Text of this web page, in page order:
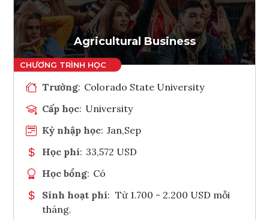
Tham vấn Interlink
Agricultural Business
Trường: Colorado State University
Cấp học: University
Kỳ nhập học: Jan,Sep
Học phí: 33,572 USD
Học bổng: Có
Sinh hoạt phí: Từ 1.700 - 2.200 USD mỗi
tháng.